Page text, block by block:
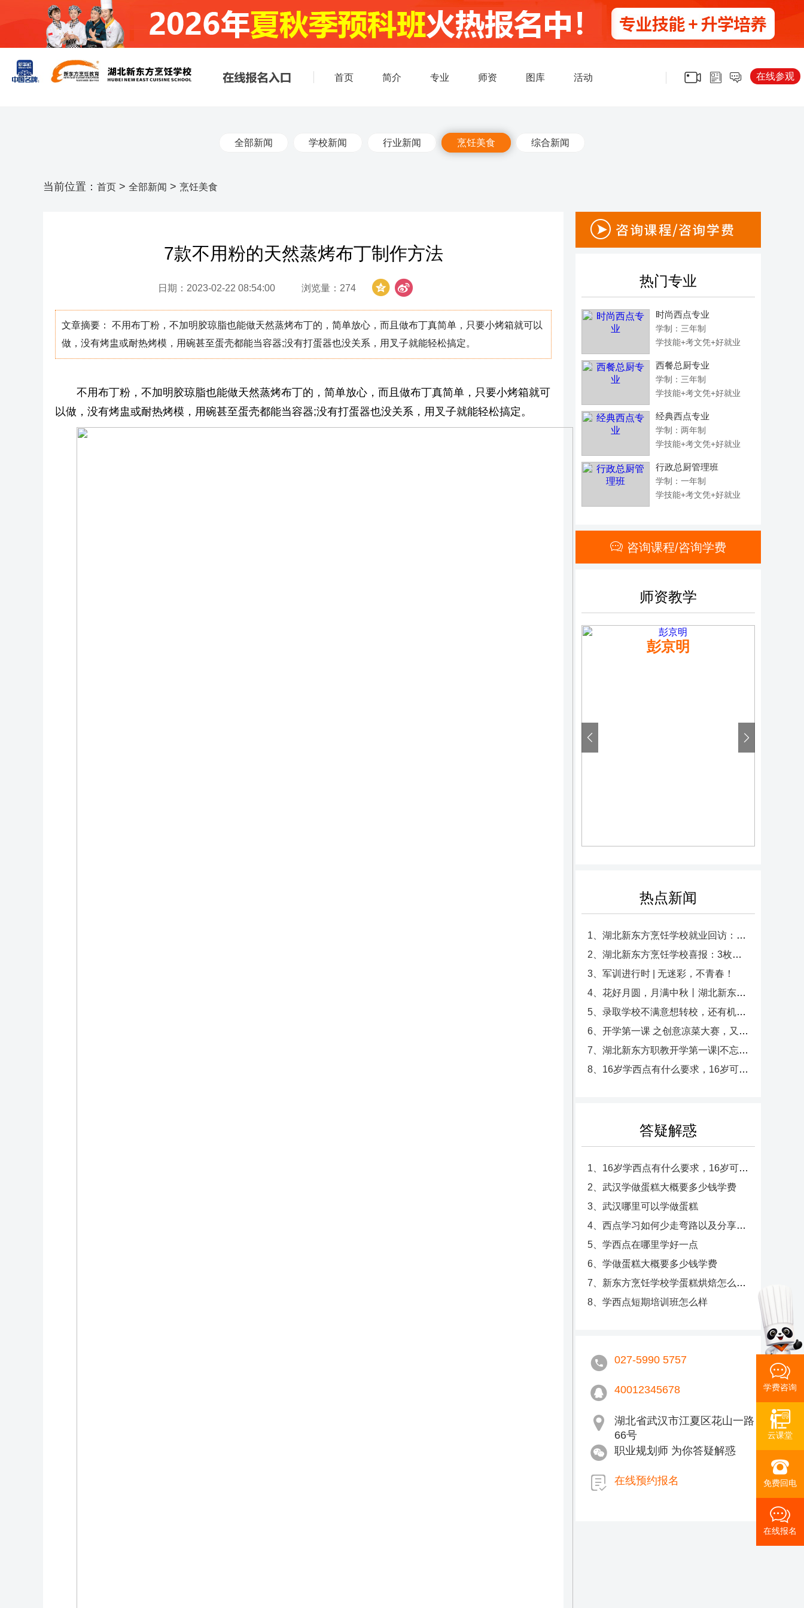
首页 简介 专业 师资 图库 活动 在线参观
全部新闻 学校新闻 行业新闻 烹饪美食 综合新闻
当前位置： 首页 > 全部新闻 > 烹饪美食
7款不用粉的天然蒸烤布丁制作方法
日期：2023-02-22 08:54:00 浏览量： 274
文章摘要： 不用布丁粉，不加明胶琼脂也能做天然蒸烤布丁的，简单放心，而且做布丁真简单，只要小烤箱就可以
做，没有烤盅或耐热烤模，用碗甚至蛋壳都能当容器;没有打蛋器也没关系，用叉子就能轻松搞定。
不用布丁粉，不加明胶琼脂也能做天然蒸烤布丁的，简单放心，而且做布丁真简单，只要小烤箱就可
以做，没有烤盅或耐热烤模，用碗甚至蛋壳都能当容器;没有打蛋器也没关系，用叉子就能轻松搞定。
热门专业
时尚西点专业
学制：三年制
学技能+考文凭+好就业
西餐总厨专业
学制：三年制
学技能+考文凭+好就业
经典西点专业
学制：两年制
学技能+考文凭+好就业
行政总厨管理班
学制：一年制
学技能+考文凭+好就业
咨询课程/咨询学费
师资教学
彭京明
热点新闻
1、湖北新东方烹饪学校就业回访：心系学子，共筑未来！
2、湖北新东方烹饪学校喜报：3枚特金奖荣耀加冕！
3、军训进行时 | 无迷彩，不青春！
4、花好月圆，月满中秋丨湖北新东方与您共度中秋！
5、录取学校不满意想转校，还有机会吗？想到湖北新东方烹饪学校还来得及吗？
6、开学第一课 之创意凉菜大赛，又一次被同学们的创意折服
7、湖北新东方职教开学第一课|不忘初心，方得始终，新学期同学们一起努力吧！
8、16岁学西点有什么要求，16岁可以学西点吗
答疑解惑
1、16岁学西点有什么要求，16岁可以学西点吗
2、武汉学做蛋糕大概要多少钱学费
3、武汉哪里可以学做蛋糕
4、西点学习如何少走弯路以及分享和面技巧，学蛋糕的几个途径
5、学西点在哪里学好一点
6、学做蛋糕大概要多少钱学费
7、新东方烹饪学校学蛋糕烘焙怎么样，蛋糕烘培培训学校哪家好
8、学西点短期培训班怎么样
027-5990 5757
40012345678
湖北省武汉市江夏区花山一路
66号
职业规划师 为你答疑解惑
在线预约报名
学费咨询
云课堂
免费回电
在线报名